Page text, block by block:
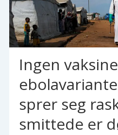
Ingen
sprer seg
smittede er